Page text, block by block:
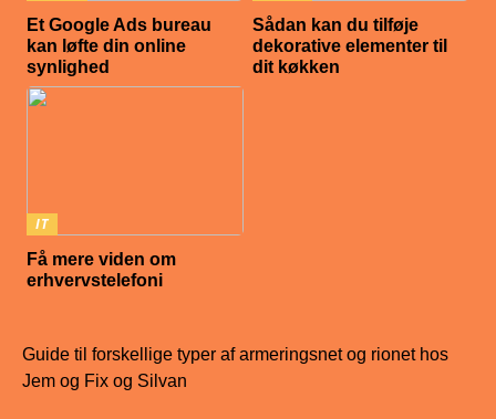
Et Google Ads bureau
kan løfte din online
synlighed
Sådan kan du tilføje
dekorative elementer til
dit køkken
IT
Få mere viden om
erhvervstelefoni
Guide til forskellige typer af armeringsnet og rionet hos
Jem og Fix og Silvan